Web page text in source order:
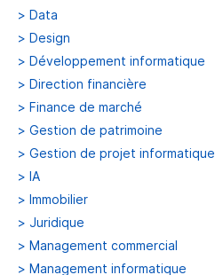
> Data
> Design
> Développement informatique
> Direction financière
> Finance de marché
> Gestion de patrimoine
> Gestion de projet informatique
> IA
> Immobilier
> Juridique
> Management commercial
> Management informatique